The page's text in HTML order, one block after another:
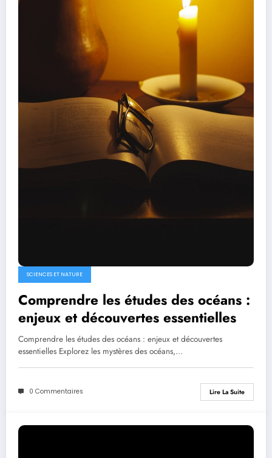
SCIENCES ET NATURE
Comprendre les études des océans :
enjeux et découvertes essentielles
Comprendre les études des océans : enjeux et découvertes
essentielles Explorez les mystères des océans,…
0 Commentaires Lire La Suite